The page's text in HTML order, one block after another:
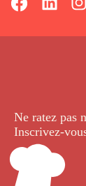
Ne ratez pas
Inscrivez-